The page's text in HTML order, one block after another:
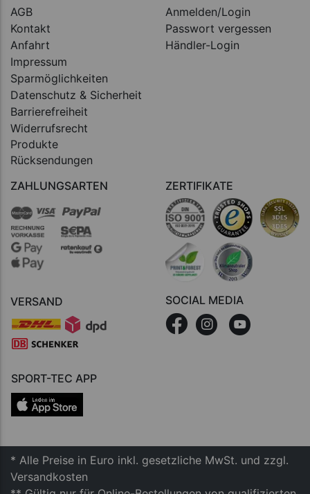
AGB
Kontakt
Anfahrt
Impressum
Sparmöglichkeiten
Datenschutz & Sicherheit
Barrierefreiheit
Widerrufsrecht
Produkte
Rücksendungen
Anmelden/Login
Passwort vergessen
Händler-Login
ZAHLUNGSARTEN
VERSAND
ZERTIFIKATE
SOCIAL MEDIA
SPORT-TEC APP
* Alle Preise in Euro inkl. gesetzliche MwSt. und zzgl.
Versandkosten